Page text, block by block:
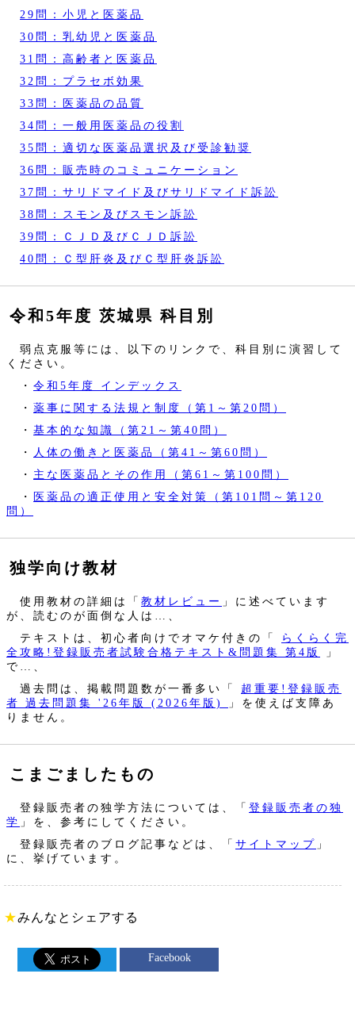
29問：小児と医薬品
30問：乳幼児と医薬品
31問：高齢者と医薬品
32問：プラセボ効果
33問：医薬品の品質
34問：一般用医薬品の役割
35問：適切な医薬品選択及び受診勧奨
36問：販売時のコミュニケーション
37問：サリドマイド及びサリドマイド訴訟
38問：スモン及びスモン訴訟
39問：ＣＪＤ及びＣＪＤ訴訟
40問：Ｃ型肝炎及びＣ型肝炎訴訟
令和5年度 茨城県 科目別
弱点克服等には、以下のリンクで、科目別に演習して
ください。
・ 令和5年度 インデックス
・ 薬事に関する法規と制度（第1～第20問）
・ 基本的な知識（第21～第40問）
・
人体の働きと医薬品（第41～第60問）
・ 主な医薬品とその作用（第61～第100問）
・ 医薬品の適正使用と安全対策（第101問～第120
問）
独学向け教材
使用教材の詳細は「 教材レビュー 」に述べています
が、読むのが面倒な人は…、
テキストは、初心者向けでオマケ付きの「
らくらく完
全攻略!登録販売者試験合格テキスト&問題集 第4版
」
で…、
過去問は、掲載問題数が一番多い「
超重要!登録販売
者 過去問題集 '26年版 (2026年版)
」を使えば支障あ
りません。
こまごましたもの
登録販売者の独学方法については、「 登録販売者の独
学 」を、参考にしてください。
登録販売者のブログ記事などは、「 サイトマップ 」
に、挙げています。
★みんなとシェアする
Facebook